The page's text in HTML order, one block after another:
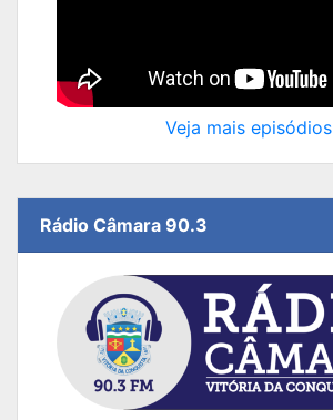
Veja mais episódios
Rádio Câmara 90.3